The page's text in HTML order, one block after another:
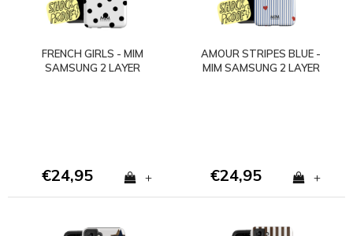
FRENCH GIRLS - MIM
SAMSUNG 2 LAYER
€24,95 +
AMOUR STRIPES BLUE -
MIM SAMSUNG 2 LAYER
€24,95 +